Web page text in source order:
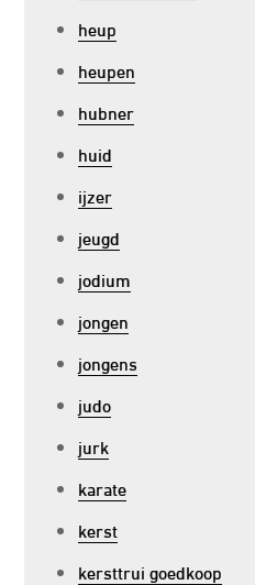
heup
heupen
hubner
huid
ijzer
jeugd
jodium
jongen
jongens
judo
jurk
karate
kerst
kersttrui goedkoop